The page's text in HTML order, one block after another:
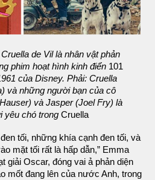
de Vil là nhân vật phản
phim hoạt hình kinh điển101
của Disney. Phải: Cruella
và những người bạn của cô
và Jasper (Joel Fry) là
yêu chó trongCruella
tối, những khía cạnh đen tối, và
mặt tối rất là hấp dẫn,” Emma
giải Oscar, đóng vai ả phản diện
mốt đang lên của nước Anh, trong